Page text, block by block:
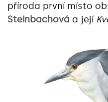
příroda první místo
Steinbachová a její